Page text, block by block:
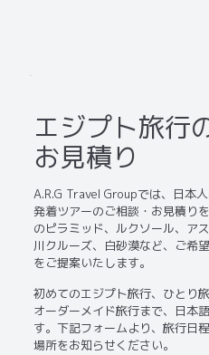
エジプト旅行
お見積り
A.R.G Travel Groupでは、日本
発着ツアーのご相談・お見積り
のピラミッド、ルクソール、ア
川クルーズ、白砂漠など、ご希
をご提案いたします。
初めてのエジプト旅行、ひとり
オーダーメイド旅行まで、日本
す。下記フォームより、旅行日
場所をお知らせください。